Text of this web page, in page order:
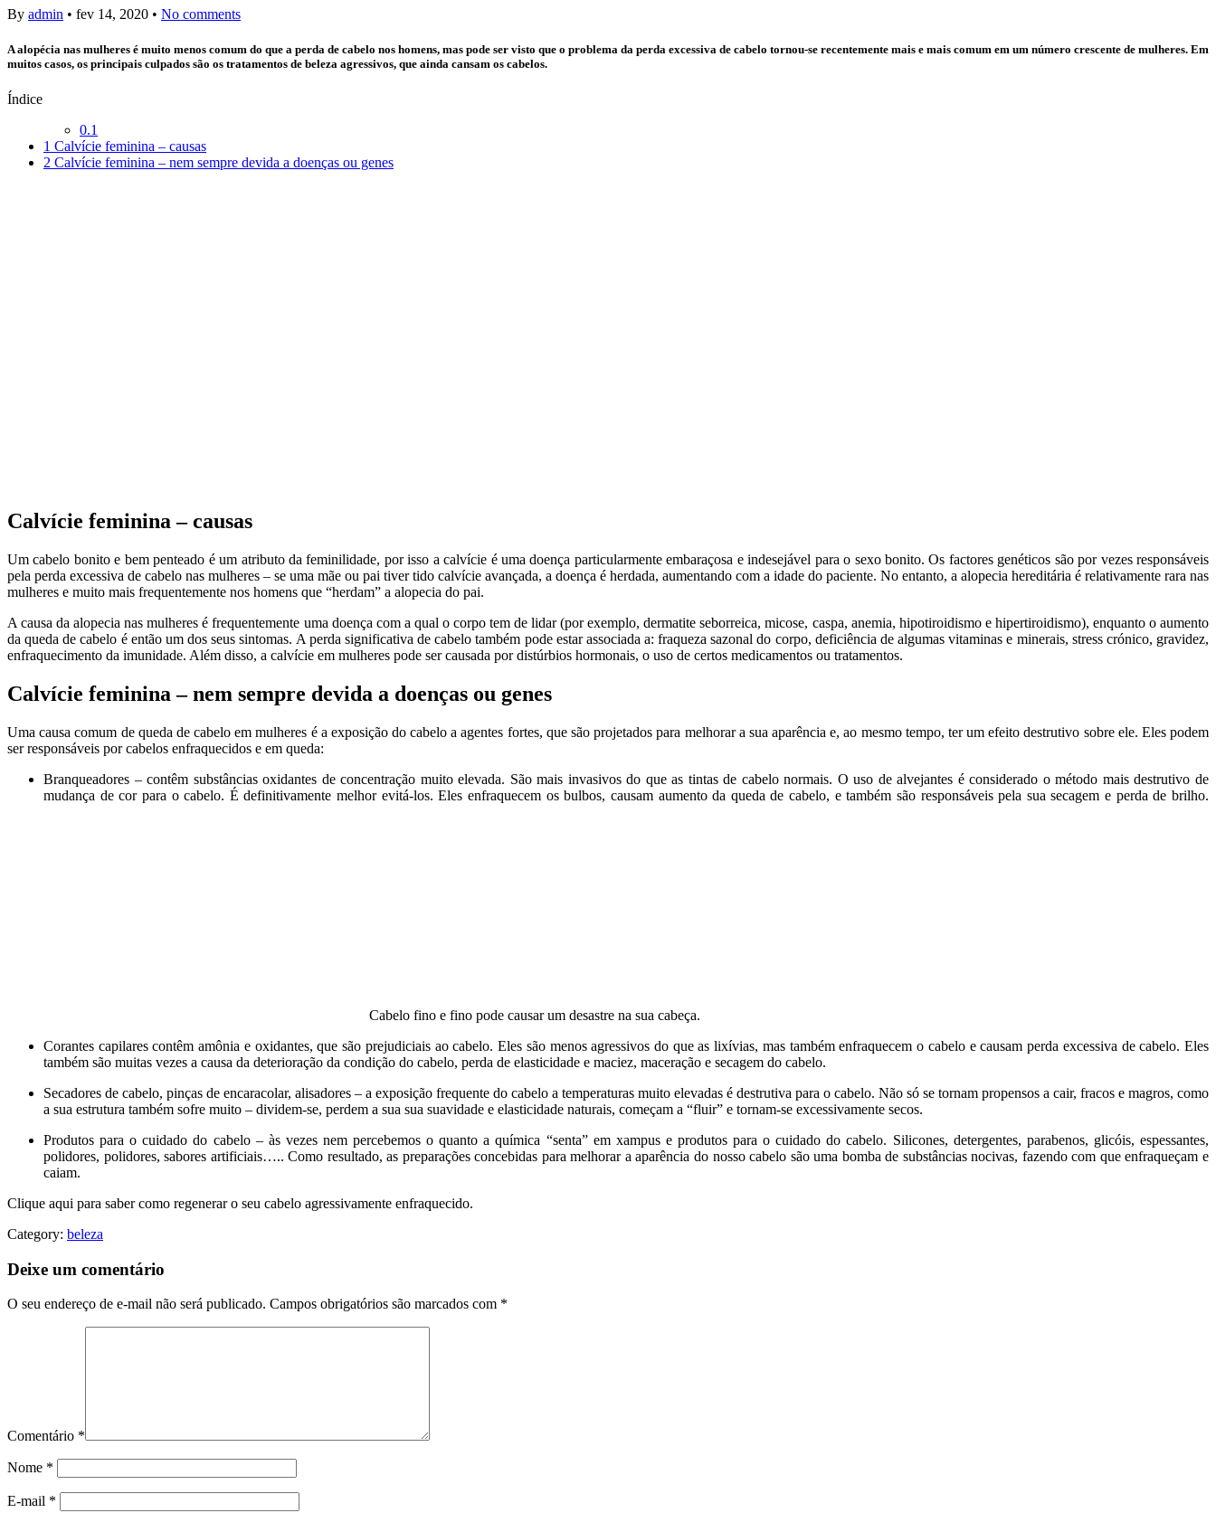
By admin • fev 14, 2020 • No comments
A alopécia nas mulheres é muito menos comum do que a perda de cabelo nos homens, mas pode ser visto que o problema da perda excessiva de cabelo tornou-se recentemente mais e mais comum em um número crescente de mulheres. Em
muitos casos, os principais culpados são os tratamentos de beleza agressivos, que ainda cansam os cabelos.
Índice
0.1
1 Calvície feminina – causas
2 Calvície feminina – nem sempre devida a doenças ou genes
Calvície feminina – causas
Um cabelo bonito e bem penteado é um atributo da feminilidade, por isso a calvície é uma doença particularmente embaraçosa e indesejável para o sexo bonito. Os factores genéticos são por vezes responsáveis
pela perda excessiva de cabelo nas mulheres – se uma mãe ou pai tiver tido calvície avançada, a doença é herdada, aumentando com a idade do paciente. No entanto, a alopecia hereditária é relativamente rara nas
mulheres e muito mais frequentemente nos homens que “herdam” a alopecia do pai.
A causa da alopecia nas mulheres é frequentemente uma doença com a qual o corpo tem de lidar (por exemplo, dermatite seborreica, micose, caspa, anemia, hipotiroidismo e hipertiroidismo), enquanto o aumento
da queda de cabelo é então um dos seus sintomas. A perda significativa de cabelo também pode estar associada a: fraqueza sazonal do corpo, deficiência de algumas vitaminas e minerais, stress crónico, gravidez,
enfraquecimento da imunidade. Além disso, a calvície em mulheres pode ser causada por distúrbios hormonais, o uso de certos medicamentos ou tratamentos.
Calvície feminina – nem sempre devida a doenças ou genes
Uma causa comum de queda de cabelo em mulheres é a exposição do cabelo a agentes fortes, que são projetados para melhorar a sua aparência e, ao mesmo tempo, ter um efeito destrutivo sobre ele. Eles podem
ser responsáveis por cabelos enfraquecidos e em queda:
Branqueadores – contêm substâncias oxidantes de concentração muito elevada. São mais invasivos do que as tintas de cabelo normais. O uso de alvejantes é considerado o método mais destrutivo de
mudança de cor para o cabelo. É definitivamente melhor evitá-los. Eles enfraquecem os bulbos, causam aumento da queda de cabelo, e também são responsáveis pela sua secagem e perda de brilho.
Cabelo fino e fino pode causar um desastre na sua cabeça.
Corantes capilares contêm amônia e oxidantes, que são prejudiciais ao cabelo. Eles são menos agressivos do que as lixívias, mas também enfraquecem o cabelo e causam perda excessiva de cabelo. Eles
também são muitas vezes a causa da deterioração da condição do cabelo, perda de elasticidade e maciez, maceração e secagem do cabelo.
Secadores de cabelo, pinças de encaracolar, alisadores – a exposição frequente do cabelo a temperaturas muito elevadas é destrutiva para o cabelo. Não só se tornam propensos a cair, fracos e magros, como
a sua estrutura também sofre muito – dividem-se, perdem a sua sua suavidade e elasticidade naturais, começam a “fluir” e tornam-se excessivamente secos.
Produtos para o cuidado do cabelo – às vezes nem percebemos o quanto a química “senta” em xampus e produtos para o cuidado do cabelo. Silicones, detergentes, parabenos, glicóis, espessantes,
polidores, polidores, sabores artificiais….. Como resultado, as preparações concebidas para melhorar a aparência do nosso cabelo são uma bomba de substâncias nocivas, fazendo com que enfraqueçam e
caiam.
Clique aqui para saber como regenerar o seu cabelo agressivamente enfraquecido.
Category: beleza
Deixe um comentário
O seu endereço de e-mail não será publicado. Campos obrigatórios são marcados com *
Comentário *
Nome *
E-mail *